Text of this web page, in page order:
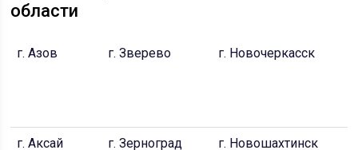
области
г. Азов г. Зверево г. Новочеркасск
г. Аксай г. Зерноград г. Новошахтинск